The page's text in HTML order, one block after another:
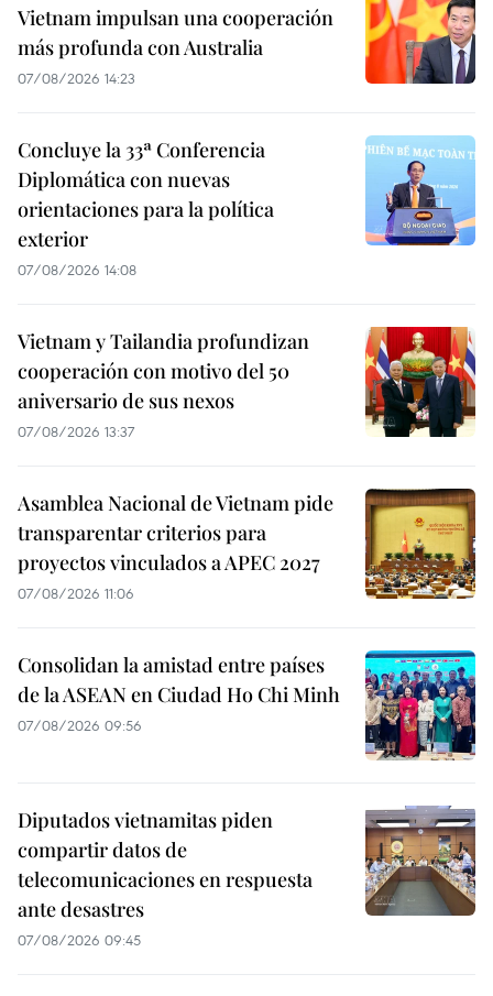
Vietnam impulsan una cooperación
más profunda con Australia
07/08/2026 14:23
Concluye la 33ª Conferencia
Diplomática con nuevas
orientaciones para la política
exterior
07/08/2026 14:08
Vietnam y Tailandia profundizan
cooperación con motivo del 50
aniversario de sus nexos
07/08/2026 13:37
Asamblea Nacional de Vietnam pide
transparentar criterios para
proyectos vinculados a APEC 2027
07/08/2026 11:06
Consolidan la amistad entre países
de la ASEAN en Ciudad Ho Chi Minh
07/08/2026 09:56
Diputados vietnamitas piden
compartir datos de
telecomunicaciones en respuesta
ante desastres
07/08/2026 09:45